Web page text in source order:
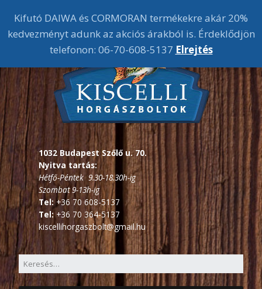
1032 Budapest Szőlő u. 70.
Nyitva tartás:
Hétfő-Péntek 9.30-18.30h-ig
Szombat 9-13h-ig
Tel:+36 70 608-5137
Tel: +36 70 364-5137
kiscellihorgaszbolt@gmail.hu
Kifutó DAIWA és CORMORAN termékekre akár 20%
kedvezményt adunk az akciós árakból is. Érdeklődjön
telefonon: 06-70-608-5137 Elrejtés